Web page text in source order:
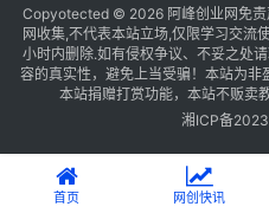
Copyotected © 2026 阿峰创业网 免
网收集,不代表本站立场,仅限学习交流
小时内删除.如有侵权争议、不妥之处
容的真实性，避免上当受骗！本站为
本站捐赠打赏功能，本站不贩卖
湘ICP备
首页 网创快讯